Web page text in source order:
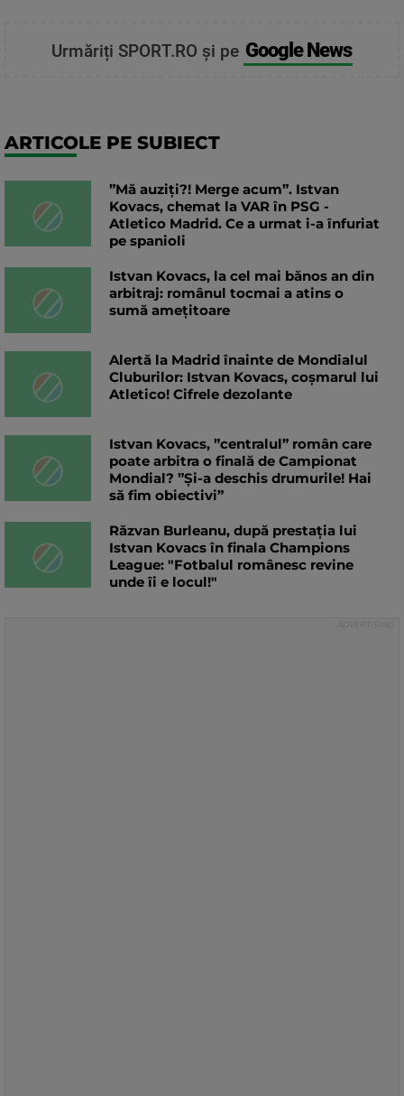
Urmăriți SPORT.RO și pe Google News
ARTICOLE PE SUBIECT
”Mă auziți?! Merge acum”. Istvan
Kovacs, chemat la VAR în PSG -
Atletico Madrid. Ce a urmat i-a înfuriat
pe spanioli
Istvan Kovacs, la cel mai bănos an din
arbitraj: românul tocmai a atins o
sumă amețitoare
Alertă la Madrid înainte de Mondialul
Cluburilor: Istvan Kovacs, coșmarul lui
Atletico! Cifrele dezolante
Istvan Kovacs, ”centralul” român care
poate arbitra o finală de Campionat
Mondial? ”Și-a deschis drumurile! Hai
să fim obiectivi”
Răzvan Burleanu, după prestația lui
Istvan Kovacs în finala Champions
League: "Fotbalul românesc revine
unde îi e locul!"